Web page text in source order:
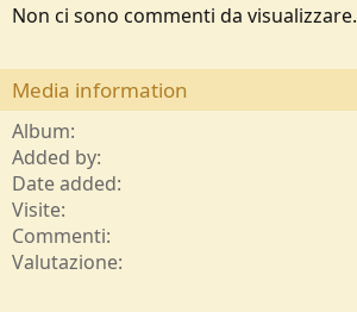
Non ci sono commenti da visualizzare.
Media information
Album
Added by
Date added
Visite
Commenti
Valutazione